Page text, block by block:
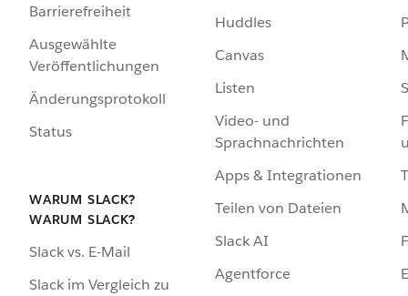
Barrierefreiheit
Ausgewählte
Veröffentlichungen
Änderungsprotokoll
Status
WARUM SLACK?
WARUM SLACK?
Slack vs. E-Mail
Slack im Vergleich zu
Huddles
Canvas
Listen
Video- und
Sprachnachrichten
Apps & Integrationen
Teilen von Dateien
Slack AI
Agentforce